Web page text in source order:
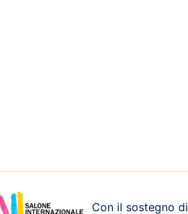
Con il sostegno di